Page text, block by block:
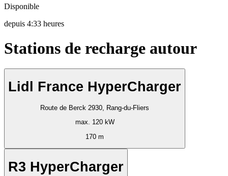
Disponible
depuis 4:33 heures
Stations de recharge autour
Lidl France HyperCharger
Route de Berck 2930, Rang-du-Fliers
max. 120 kW
170 m
R3 HyperCharger